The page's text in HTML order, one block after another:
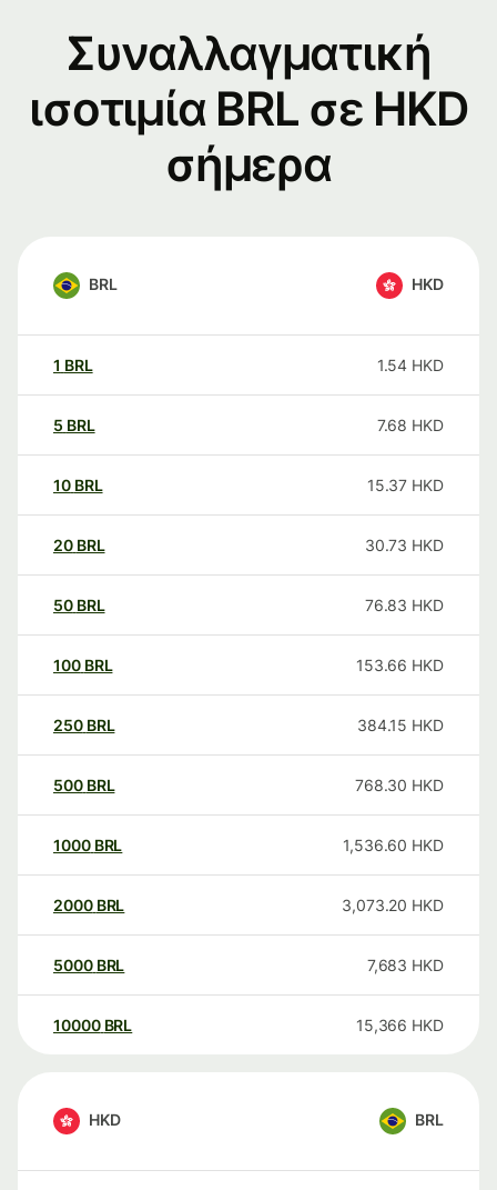
Συναλλαγματική
ισοτιμία BRL σε HKD
σήμερα
BRL HKD
1 BRL 1.54 HKD
5 BRL 7.68 HKD
10 BRL 15.37 HKD
20 BRL 30.73 HKD
50 BRL 76.83 HKD
100 BRL 153.66 HKD
250 BRL 384.15 HKD
500 BRL 768.30 HKD
1000 BRL 1,536.60 HKD
2000 BRL 3,073.20 HKD
5000 BRL 7,683 HKD
10000 BRL 15,366 HKD
HKD BRL